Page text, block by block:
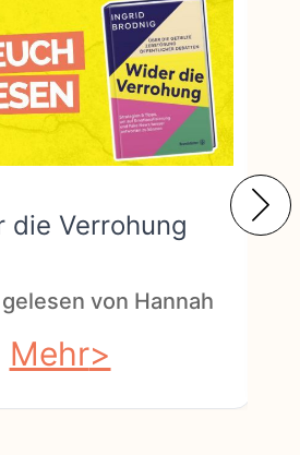
die Verrohung
von Hannah
Mehr